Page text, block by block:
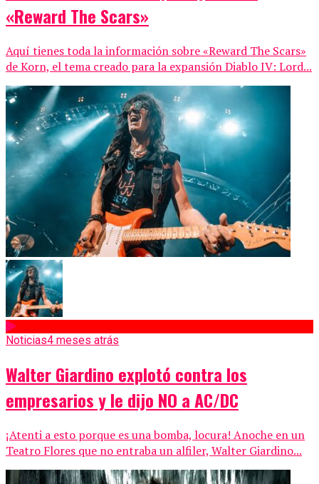
«Reward The Scars»
Aquí tienes toda la información sobre «Reward The Scars»
de Korn, el tema creado para la expansión Diablo IV: Lord...
Noticias4 meses atrás
Walter Giardino explotó contra los
empresarios y le dijo NO a AC/DC
¡Atenti a esto porque es una bomba, locura! Anoche en un
Teatro Flores que no entraba un alfiler, Walter Giardino...